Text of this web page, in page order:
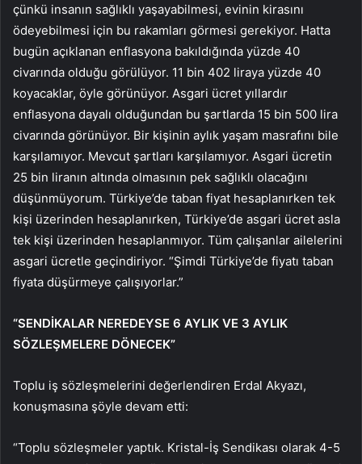
çünkü insanın sağlıklı yaşayabilmesi, evinin kirasını
ödeyebilmesi için bu rakamları görmesi gerekiyor. Hatta
bugün açıklanan enflasyona bakıldığında yüzde 40
civarında olduğu görülüyor. 11 bin 402 liraya yüzde 40
koyacaklar, öyle görünüyor. Asgari ücret yıllardır
enflasyona dayalı olduğundan bu şartlarda 15 bin 500 lira
civarında görünüyor. Bir kişinin aylık yaşam masrafını bile
karşılamıyor. Mevcut şartları karşılamıyor. Asgari ücretin
25 bin liranın altında olmasının pek sağlıklı olacağını
düşünmüyorum. Türkiye’de taban fiyat hesaplanırken tek
kişi üzerinden hesaplanırken, Türkiye’de asgari ücret asla
tek kişi üzerinden hesaplanmıyor. Tüm çalışanlar ailelerini
asgari ücretle geçindiriyor. “Şimdi Türkiye’de fiyatı taban
fiyata düşürmeye çalışıyorlar.”
“SENDİKALAR NEREDEYSE 6 AYLIK VE 3 AYLIK
SÖZLEŞMELERE DÖNECEK”
Toplu iş sözleşmelerini değerlendiren Erdal Akyazı,
konuşmasına şöyle devam etti:
“Toplu sözleşmeler yaptık. Kristal-İş Sendikası olarak 4-5